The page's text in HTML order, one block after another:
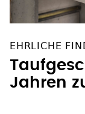
EHRLICHE
Jahren